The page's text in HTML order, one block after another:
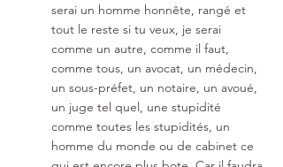
serai un homme honnête, rangé et
tout le reste si tu veux, je serai
comme un autre, comme il faut,
comme tous, un avocat, un médecin,
un sous-préfet, un notaire, un avoué,
un juge tel quel, une stupidité
comme toutes les stupidités, un
homme du monde ou de cabinet ce